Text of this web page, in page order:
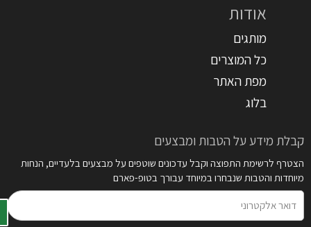
אודות
מותגים
כל המוצרים
מפת האתר
בלוג
קבלת מידע על הטבות ומבצעים
הצטרף לרשימת התפוצה וקבל עדכונים שוטפים על מבצעים בלעדיים, הנחות
מיוחדות והטבות שנבחרו במיוחד עבורך בטופ-פארם
אלקטרוני